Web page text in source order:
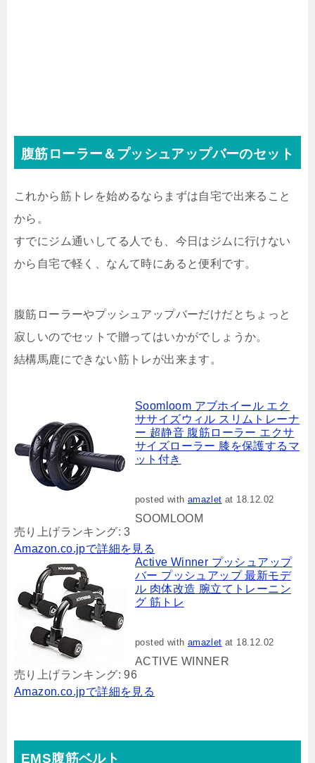
腹筋ローラー＆プッシュアップバーのセット
これから筋トレを始めるならまずは自宅で出来ること
から。
すでにジム通いしてる人でも、今日はジムに行けない
から自宅で軽く、なんて時にあると便利です。
腹筋ローラーやプッシュアップバーだけだとちょっと
寂しいのでセットで贈ってはいかがでしょうか。
結構馬鹿にできない筋トレが出来ます。
Soomloom アブホイール エク
ササイズウィル スリムトレーナ
ー 超静音 腹筋ローラー エクサ
サイズローラー 膝を保護するマ
ット付き
posted with amazlet at 18.12.02
SOOMLOOM
売り上げランキング: 3
Amazon.co.jpで詳細を見る
Active Winner プッシュアップ
バー プッシュアップ 最新モデ
ル 肉体改造 腕立てトレーニン
グ 筋トレ
posted with amazlet at 18.12.02
ACTIVE WINNER
売り上げランキング: 96
Amazon.co.jpで詳細を見る
EMS腹筋ベルト